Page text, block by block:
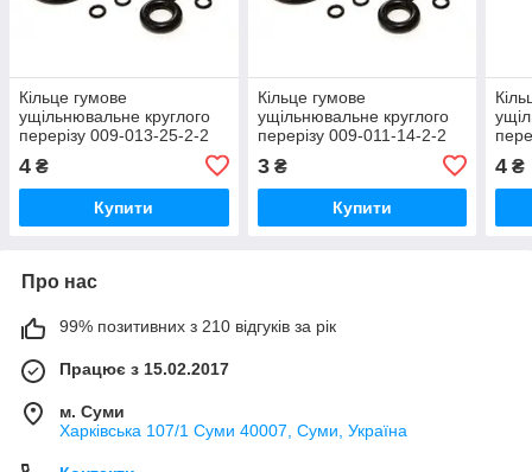
Кільце гумове
ущільнювальне круглого
перерізу 009-013-25-2-2
4 ₴
Купити
Кільце гумове
ущільнювальне круглого
перерізу 009-011-14-2-2
3₴
Купити
4 ₴
Про нас
99% позитивних з 210 відгуків за рік
Працює з 15.02.2017
м. Суми
Харківська 107/1 Суми 40007, Суми, Україна